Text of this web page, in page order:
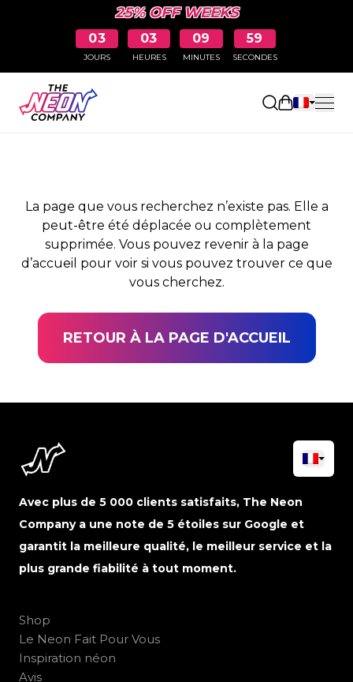
25% OFF WEEKS
03
JOURS
03
HEURES
09
MINUTES
59
SECONDES
Ouvrir le
PAGE NON TROUVÉE
La page que vous recherchez n’existe pas. Elle a
peut-être été déplacée ou complètement
supprimée. Vous pouvez revenir à la page
d’accueil pour voir si vous pouvez trouver ce que
vous cherchez.
RETOUR À LA PAGE D'ACCUEIL
Avec plus de 5 000 clients satisfaits, The Neon
Company a une note de 5 étoiles sur Google et
garantit la meilleure qualité, le meilleur service et la
plus grande fiabilité à tout moment.
Shop
Le Neon Fait Pour Vous
Inspiration néon
Avis